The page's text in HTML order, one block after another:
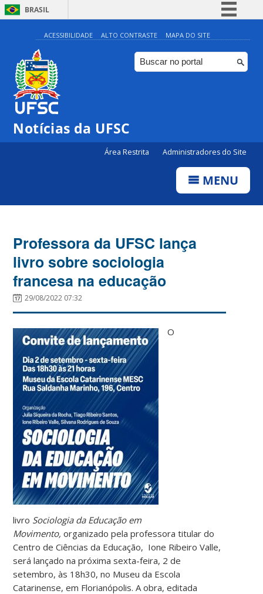
BRASIL
Simplifique!
Comunica BR
Participe
ACESSIBILIDADE ALTO CONTRASTE MAPA DO SITE
Notícias da UFSC
Área Restrita Administradores do Site
MENU
Professora da UFSC lança
livro sobre sociologia
francesa na educação
29/08/2022 07:32
O
livro Sociologia da Educação em
Movimento, organizado pela professora titular do
Centro de Ciências da Educação, Ione Ribeiro Valle,
será lançado na próxima sexta-feira, 2 de
setembro, às 18h30, no Museu da Escola
Catarinense, em Florianópolis. A obra, editada